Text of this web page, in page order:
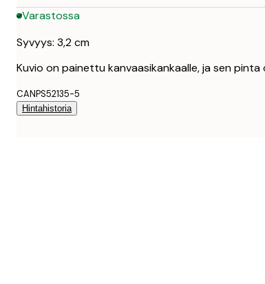
Varastossa
Syvyys: 3,2 cm
Kuvio on painettu kanvaasikankaalle, ja sen pinta
CANPS52135-5
Hintahistoria